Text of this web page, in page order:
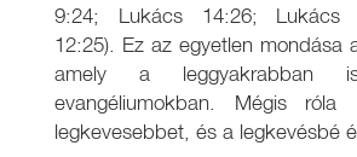
9:24; Lukács 14:26; Lukács
12:25). Ez az egyetlen mondása
amely a leggyakrabban
evangéliumokban. Mégis róla
legkevesebbet, és a legkevésbé